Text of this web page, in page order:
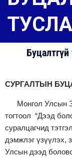
СУРГАЛТЫН
Монгол Улсын
тогтоол “Дээд
суралцагчид
дэмжлэг үзүүлэх,
Улсын дээд